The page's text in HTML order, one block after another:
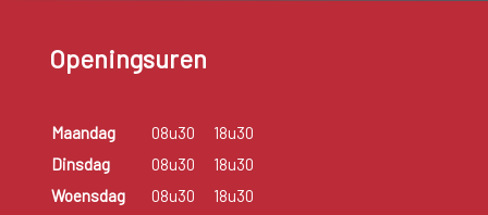
Openingsuren
Maandag 08u30
18u30
Dinsdag
08u30
18u30
Woensdag
08u30
18u30